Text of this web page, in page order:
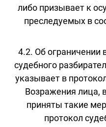
либо призывает к
преследуемых в
4.2. Об ограничении
судебного
указывает в
Возражения лица,
приняты такие
протокол